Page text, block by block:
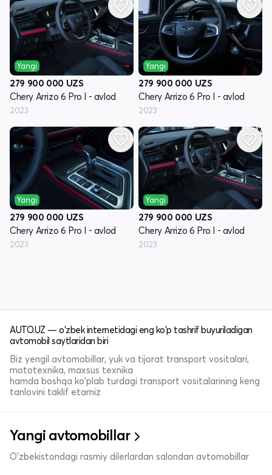
Yangi
279 900 000 UZS
Chery Arrizo 6 Pro I - avlod
2023
Yangi
279 900 000 UZS
Chery Arrizo 6 Pro I - avlod
2023
Yangi
279 900 000 UZS
Chery Arrizo 6 Pro I - avlod
2023
Yangi
279 900 000 UZS
Chery Arrizo 6 Pro I - avlod
2023
AUTO.UZ — o'zbek internetidagi eng ko'p tashrif buyuriladigan
avtomobil saytlaridan biri
Biz yengil avtomobillar, yuk va tijorat transport vositalari,
mototexnika, maxsus texnika
hamda boshqa ko'plab turdagi transport vositalarining keng
tanlovini taklif etamiz
Yangi avtomobillar
O'zbekistondagi rasmiy dilerlardan salondan avtomobillar